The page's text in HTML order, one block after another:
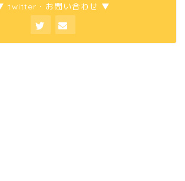
twitter・お問い合わせ ▼